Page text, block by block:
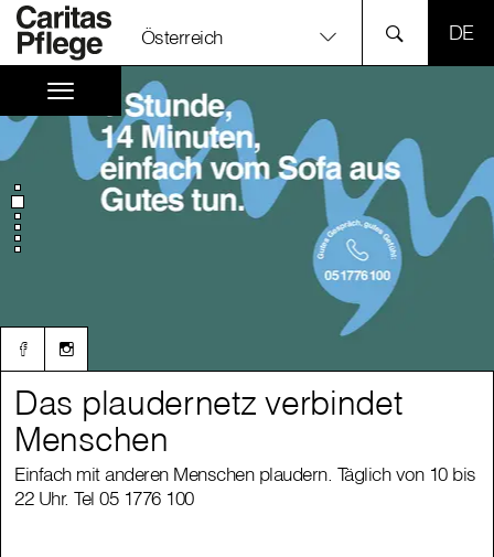
Österreich
Das plaudernetz verbindet
Menschen
Einfach mit anderen Menschen plaudern. Täglich von 10 bis
22 Uhr. Tel 05 1776 100
Das plaudernetz verbindet
Menschen
Einfach mit anderen Menschen plaudern. Täglich von 10 bis
22 Uhr. Tel 05 1776 100